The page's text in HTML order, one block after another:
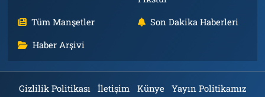
Tüm Manşetler
Son Dakika Haberleri
Haber Arşivi
Gizlilik Politikası İletişim Künye Yayın Politikamız